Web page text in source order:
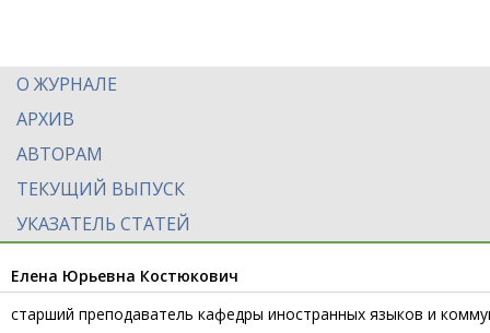
О ЖУРНАЛЕ
АРХИВ
АВТОРАМ
ТЕКУЩИЙ ВЫПУСК
УКАЗАТЕЛЬ СТАТЕЙ
Елена Юрьевна Костюкович
старший преподаватель кафедры иностранных языков и